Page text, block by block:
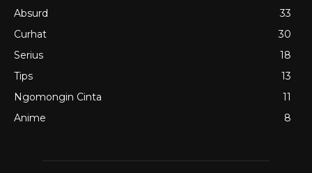
Absurd
33
Curhat
30
Serius
18
Tips
13
Ngomongin Cinta
11
Anime
8